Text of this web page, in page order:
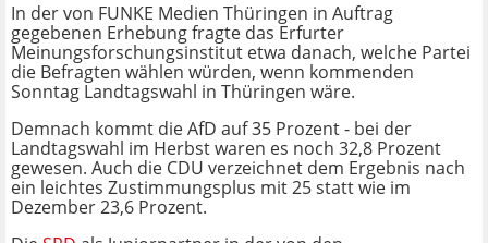
In der von FUNKE Medien Thüringen in Auftrag
gegebenen Erhebung fragte das Erfurter
Meinungsforschungsinstitut etwa danach, welche Partei
die Befragten wählen würden, wenn kommenden
Sonntag Landtagswahl in Thüringen wäre.
Demnach kommt die AfD auf 35 Prozent - bei der
Landtagswahl im Herbst waren es noch 32,8 Prozent
gewesen. Auch die CDU verzeichnet dem Ergebnis nach
ein leichtes Zustimmungsplus mit 25 statt wie im
Dezember 23,6 Prozent.